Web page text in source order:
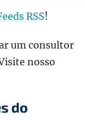
RSS!
um consultor
nosso
do